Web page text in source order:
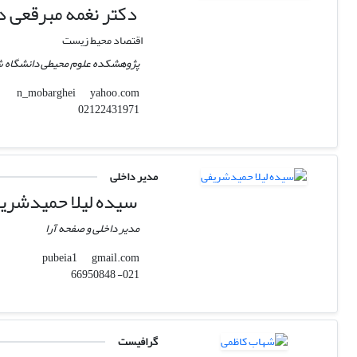
دکتر نغمه مبرقعی
اقتصاد محیط زیست
پژوهشکده علوم محیطی
n_mobarghei
yahoo.com
مدیر داخلی
سیده لیلا
مدیر داخلی و صفحه آرا
pubeia1
gmail.com
گرافیست